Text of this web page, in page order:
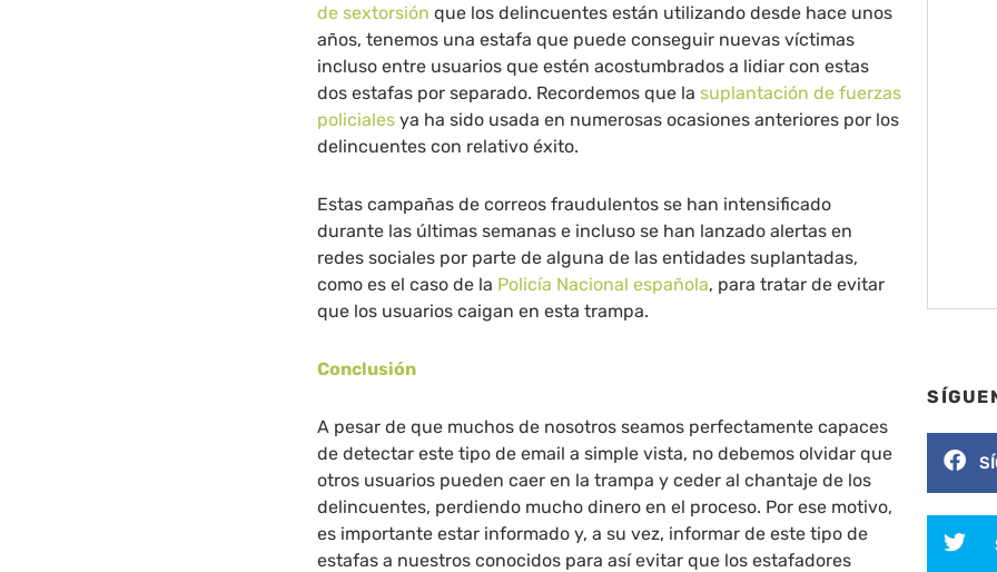
de sextorsión que los delincuentes están utilizando desde hace unos
años, tenemos una estafa que puede conseguir nuevas víctimas
incluso entre usuarios que estén acostumbrados a lidiar con estas
dos estafas por separado. Recordemos que lasuplantación de fuerzas
policiales ya ha sido usada en numerosas ocasiones anteriores por los
delincuentes con relativo éxito.
Estas campañas de correos fraudulentos se han intensificado
durante las últimas semanas e incluso se han lanzado alertas en
redes sociales por parte de alguna de las entidades suplantadas,
como es el caso de la Policía Nacional española, para tratar de evitar
que los usuarios caigan en esta trampa.
Conclusión
A pesar de que muchos de nosotros seamos perfectamente capaces
de detectar este tipo de email a simple vista, no debemos olvidar que
otros usuarios pueden caer en la trampa y ceder al chantaje de los
delincuentes, perdiendo mucho dinero en el proceso. Por ese motivo,
es importante estar informado y, a su vez, informar de este tipo de
estafas a nuestros conocidos para así evitar que los estafadores